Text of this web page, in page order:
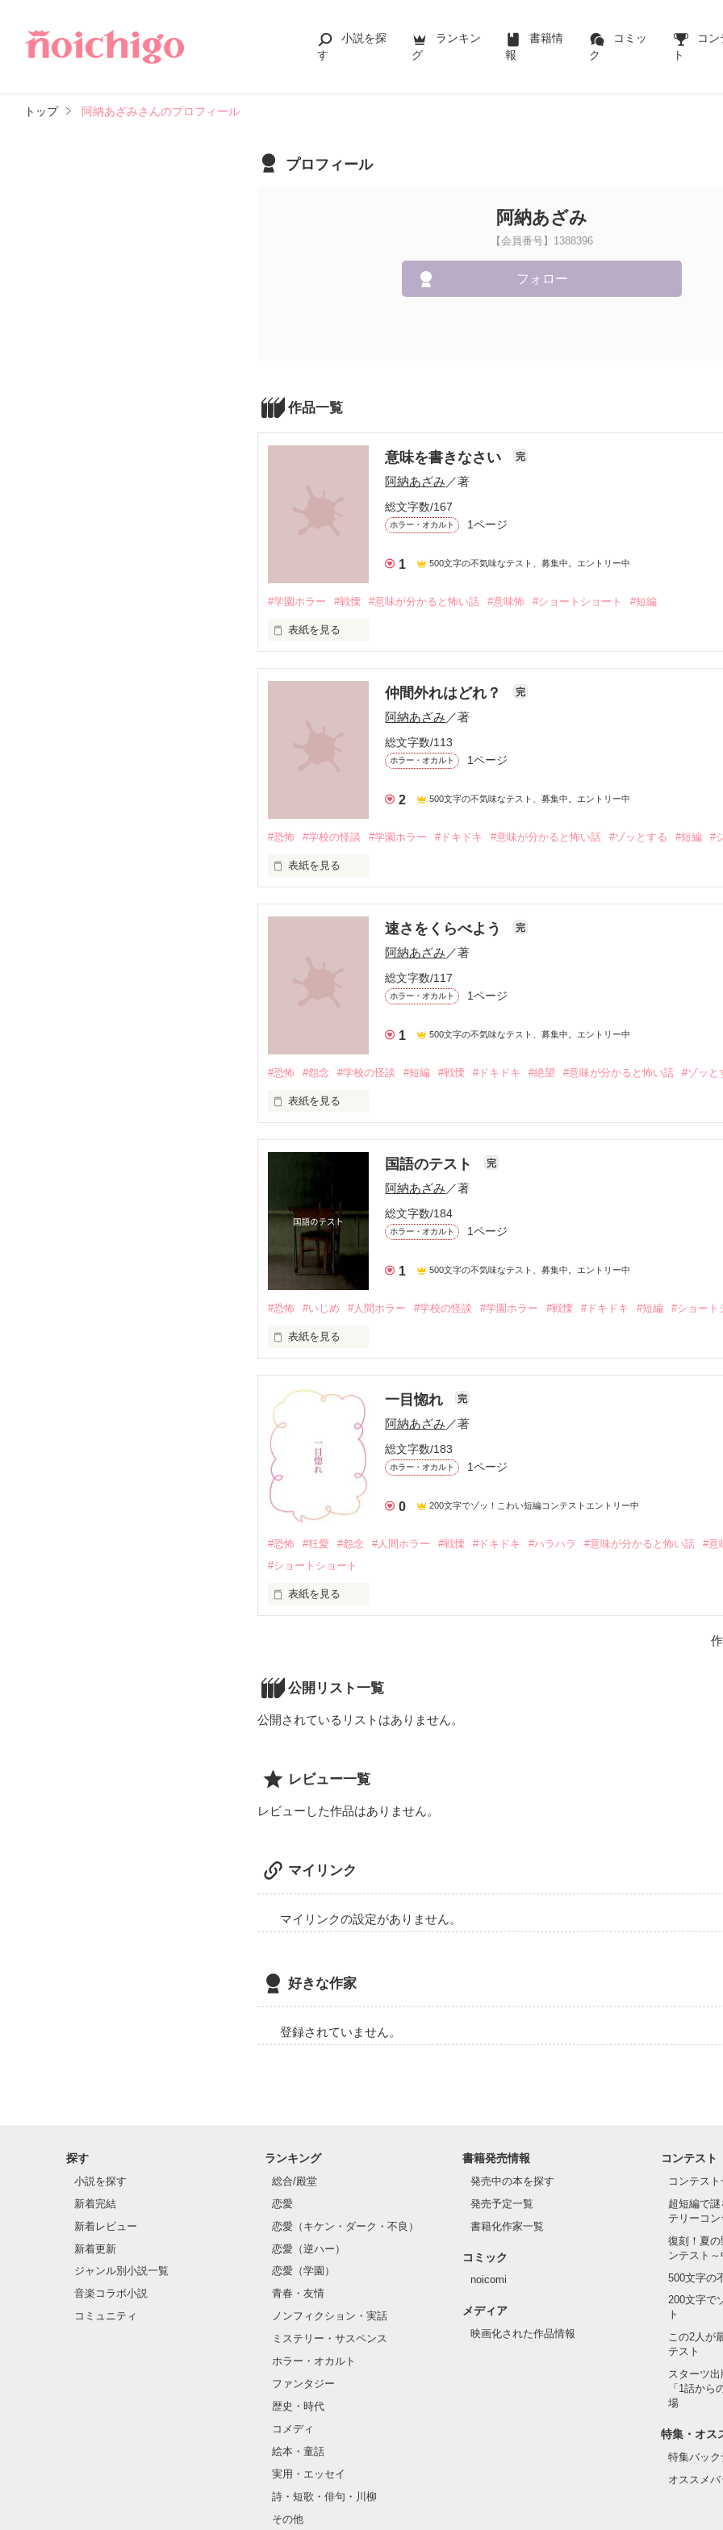
小説を探
す
ランキン
グ
書籍情
報
コミッ
ク
コ
ト
トップ 阿納あざみさんのプロフィール
プロフィール
阿納あざみ
【会員番号】1388396
フォロー
作品一覧
意味を書きなさい 完
阿納あざみ／著
総文字数/167
ホラー・オカルト 1ページ
1 500文字の不気味なテスト、募集中。エントリー中
#学園ホラー #戦慄 #意味が分かると怖い話 #意味怖 #ショートショート #短編
表紙を見る
仲間外れはどれ？ 完
阿納あざみ ／著
総文字数/113
ホラー・オカルト 1ページ
2 500文字の不気味なテスト、募集中。エントリー中
#恐怖 #学校の怪談 #学園ホラー #ドキドキ #意味が分かると怖い話 #ゾッとする #短編 #
表紙を見る
速さをくらべよう 完
阿納あざみ ／著
総文字数/117
ホラー・オカルト 1ページ
1 500文字の不気味なテスト、募集中。エントリー中
#恐怖 #怨念 #学校の怪談 #短編 #戦慄 #ドキドキ #絶望 #意味が分かると怖い話 #ゾッと
表紙を見る
国語のテスト 完
阿納あざみ ／著
総文字数/184
ホラー・オカルト 1ページ
1 500文字の不気味なテスト、募集中。エントリー中
#恐怖 #いじめ #人間ホラー #学校の怪談 #学園ホラー #戦慄 #ドキドキ #短編 #ショート
表紙を見る
一目惚れ 完
阿納あざみ ／著
総文字数/183
ホラー・オカルト 1ページ
0 200文字でゾッ！こわい短編コンテストエントリー中
#恐怖 #狂愛 #怨念 #人間ホラー #戦慄 #ドキドキ #ハラハラ #意味が分かると怖い話
#意
#ショートショート
表紙を見る
公開リスト一覧
公開されているリストはありません。
レビュー一覧
レビューした作品はありません。
マイリンク
マイリンクの設定がありません。
好きな作家
登録されていません。
探す
小説を探す
新着完結
新着レビュー
新着更新
ジャンル別小説一覧
音楽コラボ小説
コミュニティ
ランキング
総合/殿堂
恋愛
恋愛（キケン・ダーク・不良）
恋愛（逆ハー）
恋愛（学園）
青春・友情
ノンフィクション・実話
ミステリー・サスペンス
ホラー・オカルト
ファンタジー
歴史・時代
コメディ
絵本・童話
実用・エッセイ
詩・短歌・俳句・川柳
その他
書籍発売情報
発売中の本を探す
発売予定一覧
書籍化作家一覧
コミック
noicomi
メディア
映画化された作品情報
コンテスト
コンテス
超短編で
テリーコ
復刻！夏
ンテスト
500文字の
200文字で
ト
この2人が
テスト
スターツ
「1話から
場
特集・オス
特集バッ
オススメ